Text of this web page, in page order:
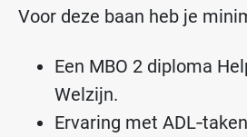
Voor deze baan heb je
Een MBO 2 diploma
Welzijn.
Ervaring met